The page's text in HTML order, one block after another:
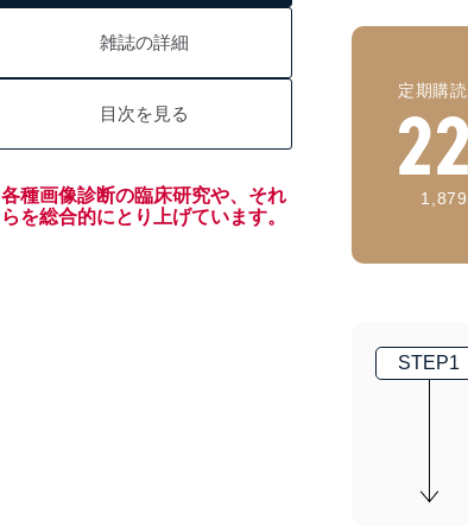
雑誌の詳細
目次を見る
各種画像診断の臨床研究や、それ
らを総合的にとり上げています。
定期購
22
STEP1